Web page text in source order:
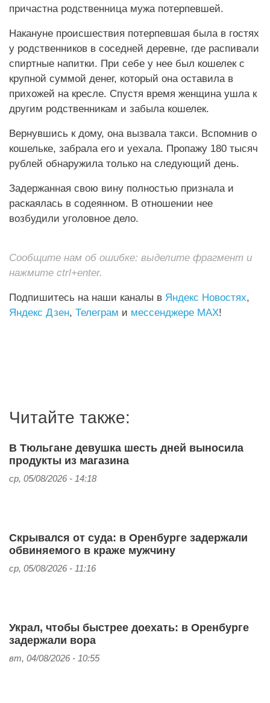
причастна родственница мужа потерпевшей.
Накануне происшествия потерпевшая была в гостях
у родственников в соседней деревне, где распивали
спиртные напитки. При себе у нее был кошелек с
крупной суммой денег, который она оставила в
прихожей на кресле. Спустя время женщина ушла к
другим родственникам и забыла кошелек.
Вернувшись к дому, она вызвала такси. Вспомнив о
кошельке, забрала его и уехала. Пропажу 180 тысяч
рублей обнаружила только на следующий день.
Задержанная свою вину полностью признала и
раскаялась в содеянном. В отношении нее
возбудили уголовное дело.
Сообщите нам об ошибке: выделите фрагмент и
нажмите ctrl+enter.
Подпишитесь на наши каналы в Яндекс Новостях,
Яндекс Дзен, Телеграм и мессенджере MAX!
Читайте также:
В Тюльгане девушка шесть дней выносила
продукты из магазина
ср, 05/08/2026 - 14:18
Скрывался от суда: в Оренбурге задержали
обвиняемого в краже мужчину
ср, 05/08/2026 - 11:16
Украл, чтобы быстрее доехать: в Оренбурге
задержали вора
вт, 04/08/2026 - 10:55